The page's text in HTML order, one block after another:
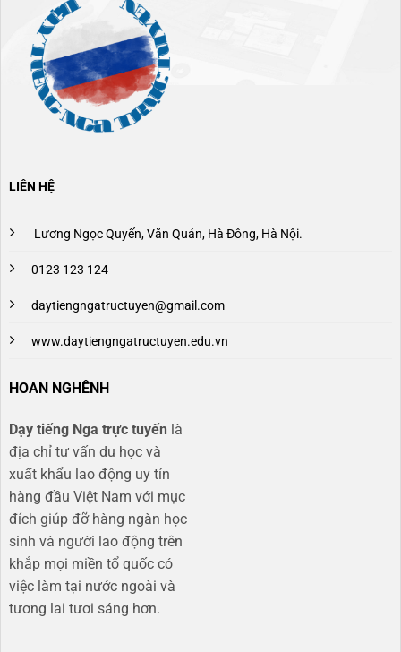
LIÊN HỆ
Lương Ngọc Quyến, Văn Quán, Hà Đông, Hà Nội.
0123 123 124
daytiengngatructuyen@gmail.com
www.daytiengngatructuyen.edu.vn
HOAN NGHÊNH
Dạy tiếng Nga trực tuyến là
địa chỉ tư vấn du học và
xuất khẩu lao động uy tín
hàng đầu Việt Nam với mục
đích giúp đỡ hàng ngàn học
sinh và người lao động trên
khắp mọi miền tổ quốc có
việc làm tại nước ngoài và
tương lai tươi sáng hơn​.